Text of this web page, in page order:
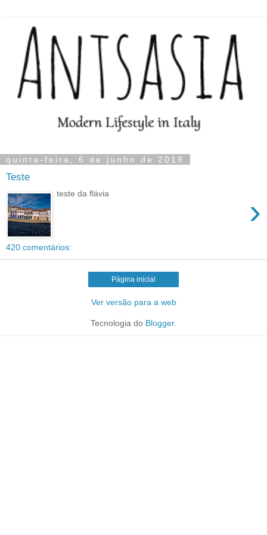
quinta-feira, 6 de junho de 2019
Teste
›
teste da flávia
420 comentários:
Página inicial
Ver versão para a web
Tecnologia do Blogger.